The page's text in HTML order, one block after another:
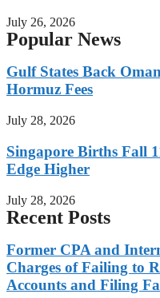
July 26, 2026
Popular News
Gulf States Back
Hormuz Fees
July 28, 2026
Singapore Births Fall
Edge Higher
July 28, 2026
Recent Posts
Former CPA and
Charges of Failing to
Accounts and Filing